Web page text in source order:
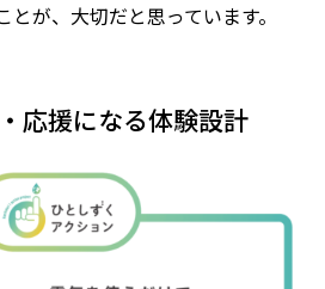
が、大切だと思っています。
応援になる体験設計